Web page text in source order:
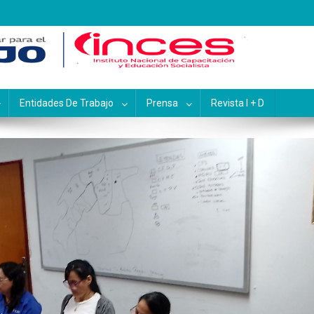
y Educación
Entidades De Trabajo Prensa Revista I + D